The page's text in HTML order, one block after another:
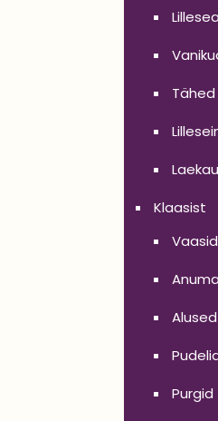
Klaasist
Vaasid
Alused
Purgid